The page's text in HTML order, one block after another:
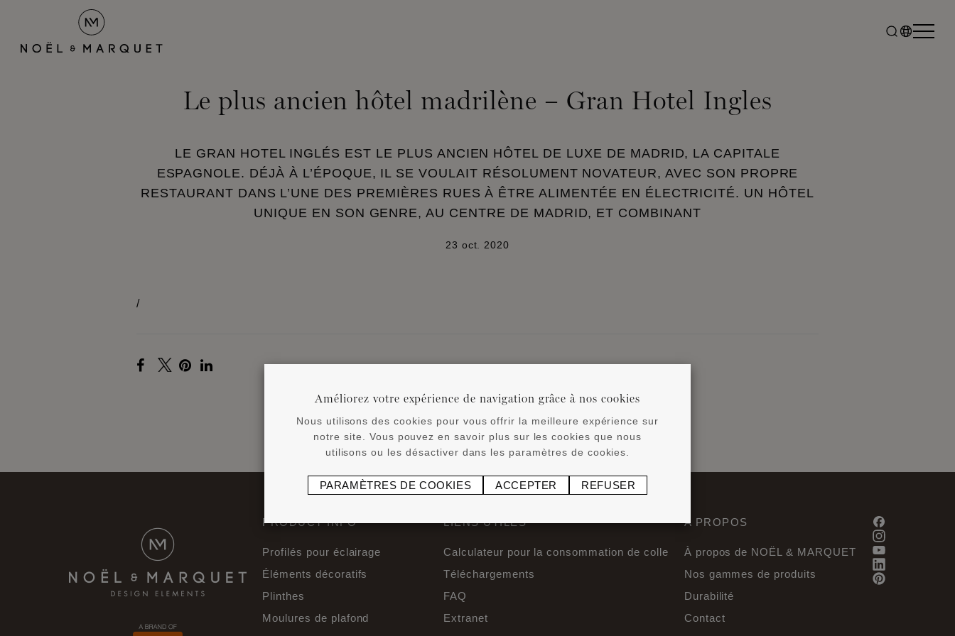
Le plus ancien hôtel madrilène – Gran Hotel Ingles
LE GRAN HOTEL INGLÉS EST LE PLUS ANCIEN HÔTEL DE LUXE DE MADRID, LA CAPITALE
ESPAGNOLE. DÉJÀ À L’ÉPOQUE, IL SE VOULAIT RÉSOLUMENT NOVATEUR, AVEC SON PROPRE
RESTAURANT DANS L’UNE DES PREMIÈRES RUES À ÊTRE ALIMENTÉE EN ÉLECTRICITÉ. UN HÔTEL
UNIQUE EN SON GENRE, AU CENTRE DE MADRID, ET COMBINANT
23 oct. 2020
/
RETOUR AUX NEWS
PRODUCT INFO
Profilés pour éclairage
Éléments décoratifs
Plinthes
Moulures de plafond
LIENS UTILES
Calculateur pour la consommation de colle
Téléchargements
FAQ
Extranet
A PROPOS
À propos de NOËL & MARQUET
Nos gammes de produits
Durabilité
Contact
Améliorez votre expérience de navigation grâce à nos cookies
Nous utilisons des cookies pour vous offrir la meilleure expérience sur
notre site. Vous pouvez en savoir plus sur les cookies que nous
utilisons ou les désactiver dans les paramètres de cookies.
PARAMÈTRES DE COOKIES ACCEPTER REFUSER